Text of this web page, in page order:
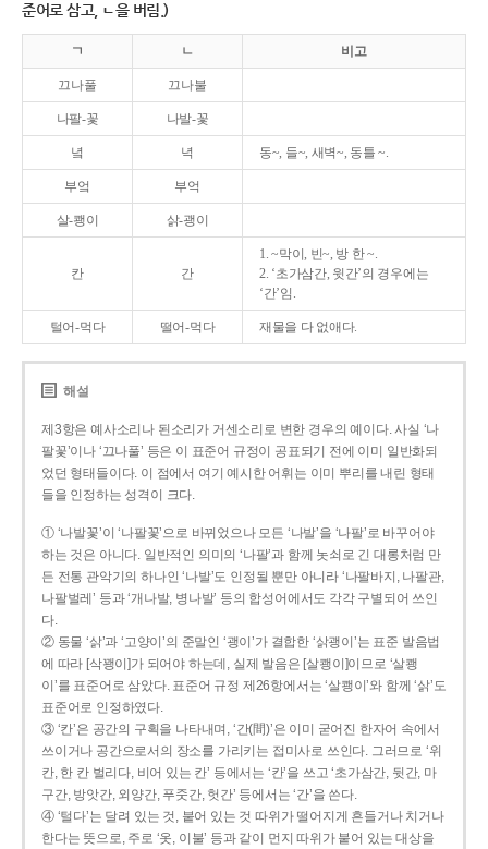
준어로 삼고, ㄴ을 버림.)
ㄱ ㄴ 비고
끄나풀 끄나불
나팔-꽃 나발-꽃
녘 녁 동~, 들~, 새벽~, 동틀 ~.
부엌 부억
살-쾡이 삵-괭이
칸 간
1. ~막이, 빈~, 방 한 ~.
2. ‘초가삼간, 윗간’의 경우에는
‘간’임.
털어-먹다 떨어-먹다 재물을 다 없애다.
해설
제3항은 예사소리나 된소리가 거센소리로 변한 경우의 예이다. 사실 ‘나
팔꽃’이나 ‘끄나풀’ 등은 이 표준어 규정이 공표되기 전에 이미 일반화되
었던 형태들이다. 이 점에서 여기 예시한 어휘는 이미 뿌리를 내린 형태
들을 인정하는 성격이 크다.
① ‘나발꽃’이 ‘나팔꽃’으로 바뀌었으나 모든 ‘나발’을 ‘나팔’로 바꾸어야
하는 것은 아니다. 일반적인 의미의 ‘나팔’과 함께 놋쇠로 긴 대롱처럼 만
든 전통 관악기의 하나인 ‘나발’도 인정될 뿐만 아니라 ‘나팔바지, 나팔관,
나팔벌레’ 등과 ‘개나발, 병나발’ 등의 합성어에서도 각각 구별되어 쓰인
다.
② 동물 ‘삵’과 ‘고양이’의 준말인 ‘괭이’가 결합한 ‘삵괭이’는 표준 발음법
에 따라 [삭꽹이]가 되어야 하는데, 실제 발음은 [살쾡이]이므로 ‘살쾡
이’를 표준어로 삼았다. 표준어 규정 제26항에서는 ‘살쾡이’와 함께 ‘삵’도
표준어로 인정하였다.
③ ‘칸’은 공간의 구획을 나타내며, ‘간(間)’은 이미 굳어진 한자어 속에서
쓰이거나 공간으로서의 장소를 가리키는 접미사로 쓰인다. 그러므로 ‘위
칸, 한 칸 벌리다, 비어 있는 칸’ 등에서는 ‘칸’을 쓰고 ‘초가삼간, 뒷간, 마
구간, 방앗간, 외양간, 푸줏간, 헛간’ 등에서는 ‘간’을 쓴다.
④ ‘털다’는 달려 있는 것, 붙어 있는 것 따위가 떨어지게 흔들거나 치거나
한다는 뜻으로, 주로 ‘옷, 이불’ 등과 같이 먼지 따위가 붙어 있는 대상을